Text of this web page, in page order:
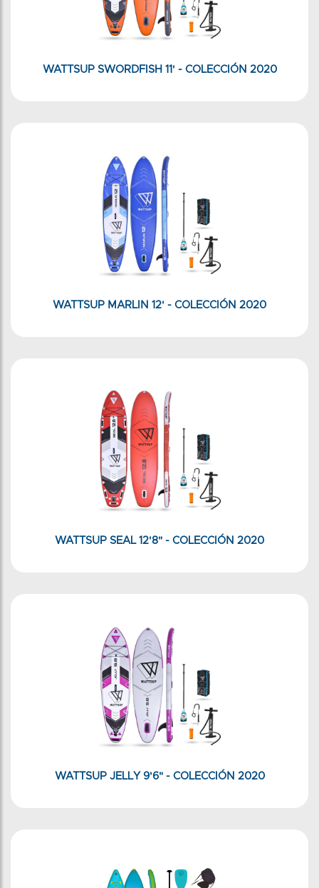
WATTSUP SWORDFISH 11' - COLECCIÓN 2020
WATTSUP MARLIN 12' - COLECCIÓN 2020
WATTSUP SEAL 12'8" - COLECCIÓN 2020
WATTSUP JELLY 9'6" - COLECCIÓN 2020